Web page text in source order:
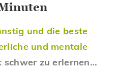
und die beste
und mentale
schwer zu erlernen…